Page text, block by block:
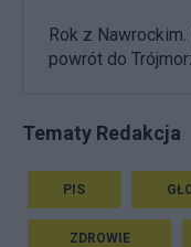
Rok z
powrót do
Tematy Redakcja
PIS
ZDROWIE